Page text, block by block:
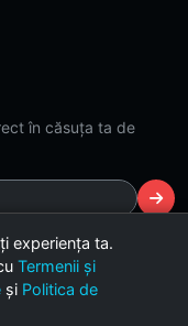
în căsuța ta de
Made with ❤️ for car
experiența ta.
Termenii și
și Politica de